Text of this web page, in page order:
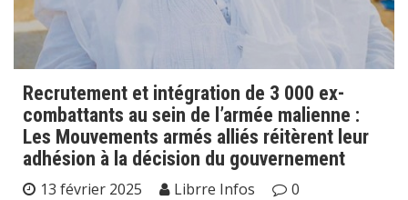
Recrutement et intégration de 3 000 ex-
combattants au sein de l’armée malienne :
Les Mouvements armés alliés réitèrent leur
adhésion à la décision du gouvernement
13 février 2025 Librre Infos
0